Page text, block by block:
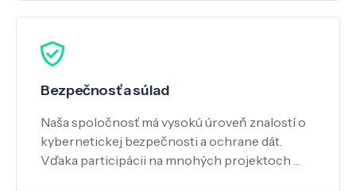
Bezpečnosť a súlad
Naša spoločnosť má vysokú úroveň znalostí o
kybernetickej bezpečnosti a ochrane dát.
Vďaka participácii na mnohých projektoch …